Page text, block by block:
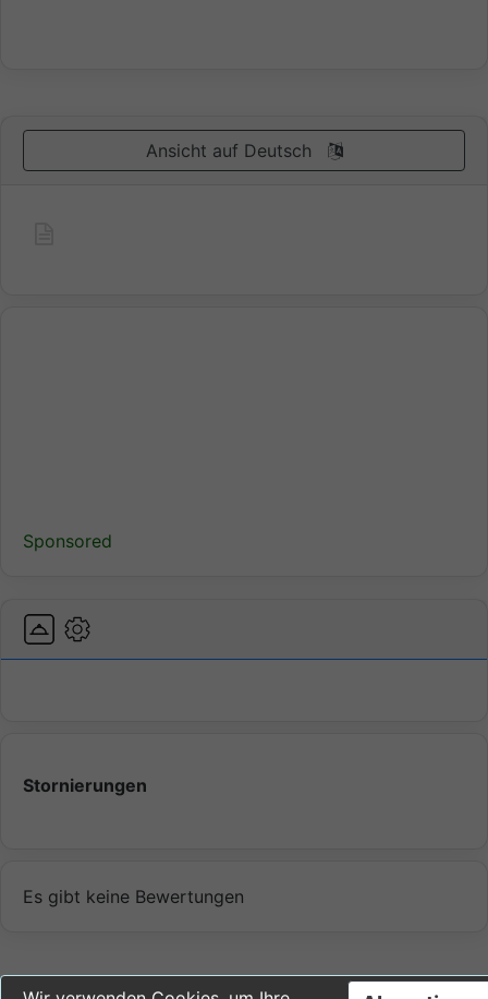
Ansicht auf Deutsch
Sponsored
Stornierungen
Es gibt keine Bewertungen